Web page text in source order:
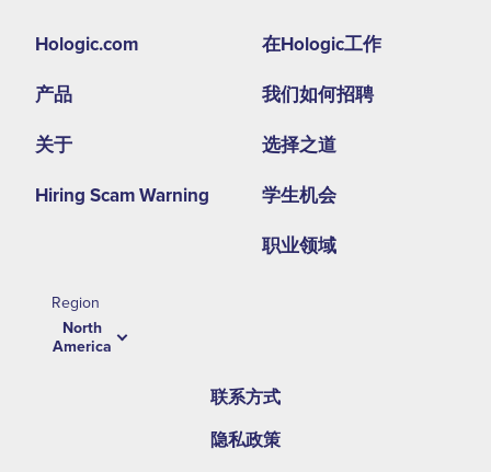
Hologic.com
产品
关于
Hiring Scam Warning
Region
North
America
Footer
second
menu
NA
在Hologic工作
我们如何招聘
选择之道
学生机会
职业领域
联系方式
隐私政策